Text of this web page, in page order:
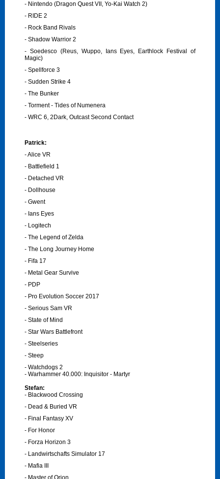
- Nintendo (Dragon Quest VII, Yo-Kai Watch 2)
- RIDE 2
- Rock Band Rivals
- Shadow Warrior 2
- Soedesco (Reus, Wuppo, Ians Eyes, Earthlock Festival of
Magic)
- Spellforce 3
- Sudden Strike 4
- The Bunker
- Torment - Tides of Numenera
- WRC 6, 2Dark, Outcast Second Contact
Patrick:
- Alice VR
- Battlefield 1
- Detached VR
- Dollhouse
- Gwent
- Ians Eyes
- Logitech
- The Legend of Zelda
- The Long Journey Home
- Fifa 17
- Metal Gear Survive
- PDP
- Pro Evolution Soccer 2017
- Serious Sam VR
- State of Mind
- Star Wars Battlefront
- Steelseries
- Steep
- Watchdogs 2
- Warhammer 40.000: Inquisitor - Martyr
Stefan:
- Blackwood Crossing
- Dead & Buried VR
- Final Fantasy XV
- For Honor
- Forza Horizon 3
- Landwirtschafts Simulator 17
- Mafia III